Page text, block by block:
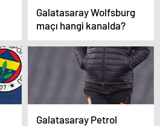
Galatasaray Wolfsburg
maçı hangi kanalda?
Galatasaray Petrol